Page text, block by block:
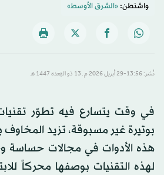
واشنطن:«الشرق الأوسط»
نُشر: 13:56-29 أبريل 2026 م ـ 13 ذو القِعدة 1447 هـ
في وقت يتسارع فيه تطوّر
بوتيرة غير مسبوقة، تزيد
هذه الأدوات في مجالات حساسة
لهذه التقنيات بوصفها محركاً